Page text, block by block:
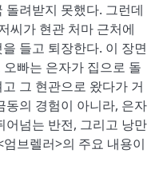
려받지 못했다. 그런데
씨가 현관 처마 근처에
들고 퇴장한다. 이 장면
빠는 은자가 집으로 돌
그 현관으로 왔다가 거
동의 경험이 아니라, 은자
어넘는 반전, 그리고 낭만
브렐러>의 주요 내용이